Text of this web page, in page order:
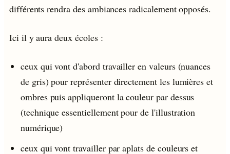
différents rendra des ambiances radicalement opposés.
Ici il y aura deux écoles :
ceux qui vont d'abord travailler en valeurs (nuances
de gris) pour représenter directement les lumières et
ombres puis appliqueront la couleur par dessus
(technique essentiellement pour de l'illustration
numérique)
ceux qui vont travailler par aplats de couleurs et